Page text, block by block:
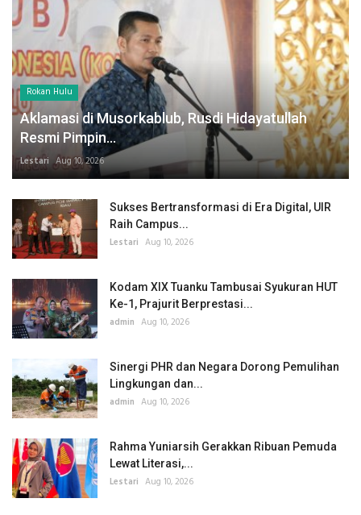
Rokan Hulu
Aklamasi di Musorkablub, Rusdi Hidayatullah
Resmi Pimpin...
Lestari Aug 10, 2026
Sukses Bertransformasi di Era Digital, UIR
Raih Campus...
Lestari Aug 10, 2026
Kodam XIX Tuanku Tambusai Syukuran HUT
Ke-1, Prajurit Berprestasi...
admin Aug 10, 2026
Sinergi PHR dan Negara Dorong Pemulihan
Lingkungan dan...
admin Aug 10, 2026
Rahma Yuniarsih Gerakkan Ribuan Pemuda
Lewat Literasi,...
Lestari Aug 10, 2026